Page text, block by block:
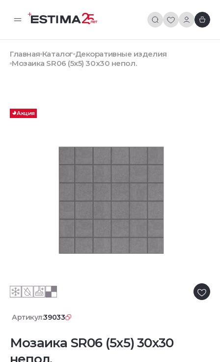
Главная Каталог Декоративные изделия
Мозаика SR06 (5х5) 30x30 непол.
Акция
Артикул:39033
Мозаика SR06 (5х5) 30x30